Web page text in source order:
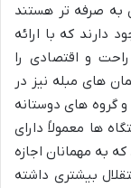
به صرفه تر هستند
دارند که با ارائه
و اقتصادی را
های مبله نیز در
گروه های دوستانه
ها معمولاً دارای
به مهمانان اجازه
بیشتری داشته